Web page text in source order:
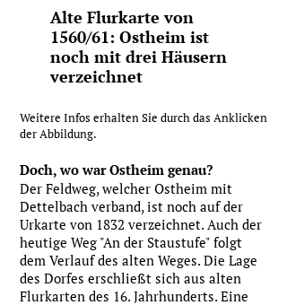
Alte Flurkarte von
1560/61: Ostheim ist
noch mit drei Häusern
verzeichnet
Weitere Infos erhalten Sie durch das Anklicken
der Abbildung.
Doch, wo war Ostheim genau?
Der Feldweg, welcher Ostheim mit
Dettelbach verband, ist noch auf der
Urkarte von 1832 verzeichnet. Auch der
heutige Weg "An der Staustufe" folgt
dem Verlauf des alten Weges. Die Lage
des Dorfes erschließt sich aus alten
Flurkarten des 16. Jahrhunderts. Eine